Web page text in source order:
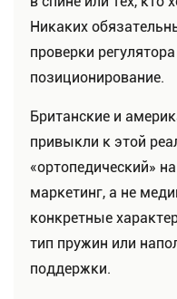
Никаких
проверки
позиционирование.
Британские и
привыкли к этой
«ортопедический»
маркетинг, а не
конкретные
тип пружин или
поддержки.